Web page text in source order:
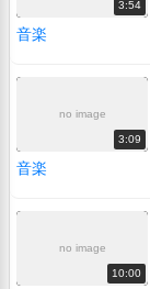
3:54
音楽
no image
3:09
音楽
no image
10:00